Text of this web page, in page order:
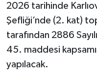
2026 tarihinde
Şefliği’nde (2. kat)
tarafından 2886
45. maddesi
yapılacak.